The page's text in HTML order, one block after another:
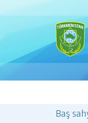
Baş